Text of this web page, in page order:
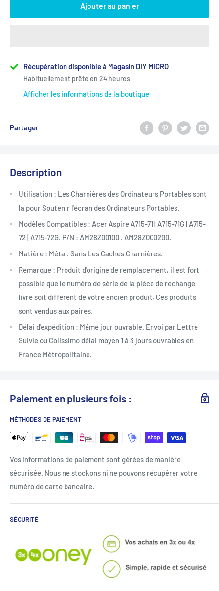
Ajouter au panier
Récupération disponible à Magasin DIY MICRO
Habituellement prête en 24 heures
Afficher les informations de la boutique
Partager
Description
Utilisation : Les Charnières des Ordinateurs Portables sont
là pour Soutenir l'écran des Ordinateurs Portables.
Modèles Compatibles : Acer Aspire A715-71 | A715-71G | A715-
72 | A715-72G. P/N : AM28Z00100 . AM28Z000200.
Matière : Métal. Sans Les Caches Charnières.
Remarque : Produit d'origine de remplacement, il est fort
possible que le numéro de série de la pièce de rechange
livré soit différent de votre ancien produit, Ces produits
sont vendus aux paires.
Délai d'expédition : Même jour ouvrable. Envoi par Lettre
Suivie ou Colissimo délai moyen 1 à 3 jours ouvrables en
France Métropolitaine.
Paiement en plusieurs fois :
MÉTHODES DE PAIEMENT
Vos informations de paiement sont gérées de manière
sécurisée. Nous ne stockons ni ne pouvons récupérer votre
numéro de carte bancaire.
SÉCURITÉ